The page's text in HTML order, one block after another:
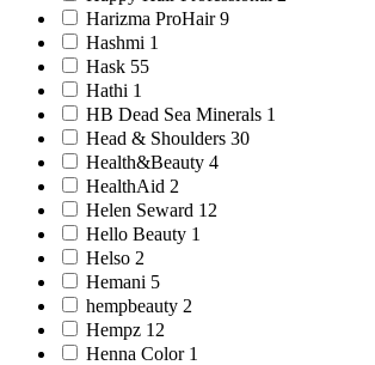
Harizma ProHair 9
Hashmi 1
Hask 55
Hathi 1
HB Dead Sea Minerals 1
Head & Shoulders 30
Health&Beauty 4
HealthAid 2
Helen Seward 12
Hello Beauty 1
Helso 2
Hemani 5
hempbeauty 2
Hempz 12
Henna Color 1